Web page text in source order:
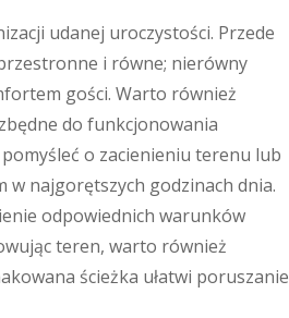
udanej uroczystości. Przede
i równe; nierówny
gości. Warto również
do funkcjonowania
o zacienieniu terenu lub
w najgorętszych godzinach dnia.
odpowiednich warunków
teren, warto również
ścieżka ułatwi poruszanie